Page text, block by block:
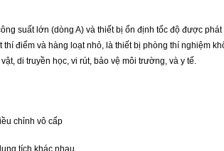
suất lớn (dòng A) và thiết bị ổn định tốc độ được
điểm và hàng loạt nhỏ, là thiết bị phòng thí nghiệm
di truyền học, vi rút, bảo vệ môi trường, và y tế.
chỉnh vô cấp
tích khác nhau